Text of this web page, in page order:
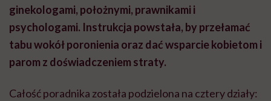
ginekologami, położnymi, prawnikami i
psychologami. Instrukcja powstała, by przełamać
tabu wokół poronienia oraz dać wsparcie kobietom i
parom z doświadczeniem straty.
Całość poradnika została podzielona na cztery działy: